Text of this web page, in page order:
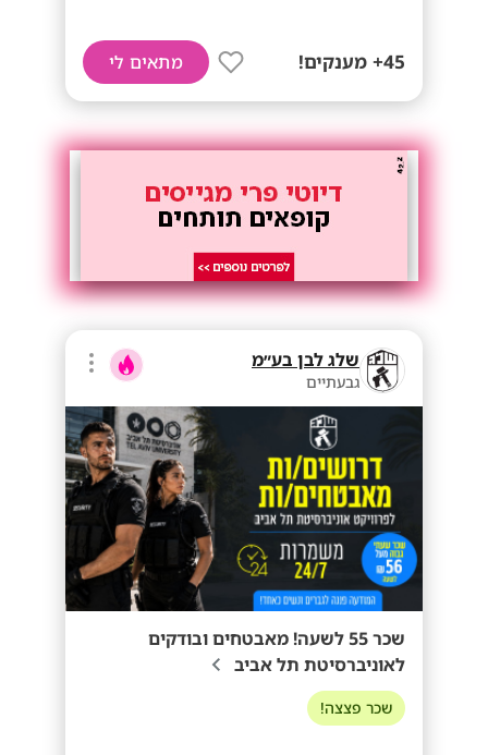
45+ מענקים! מתאים לי
שלג לבן בע״מ
גבעתיים
שכר 55 לשעה! מאבטחים ובודקים
לאוניברסיטת תל אביב
שכר פצצה!